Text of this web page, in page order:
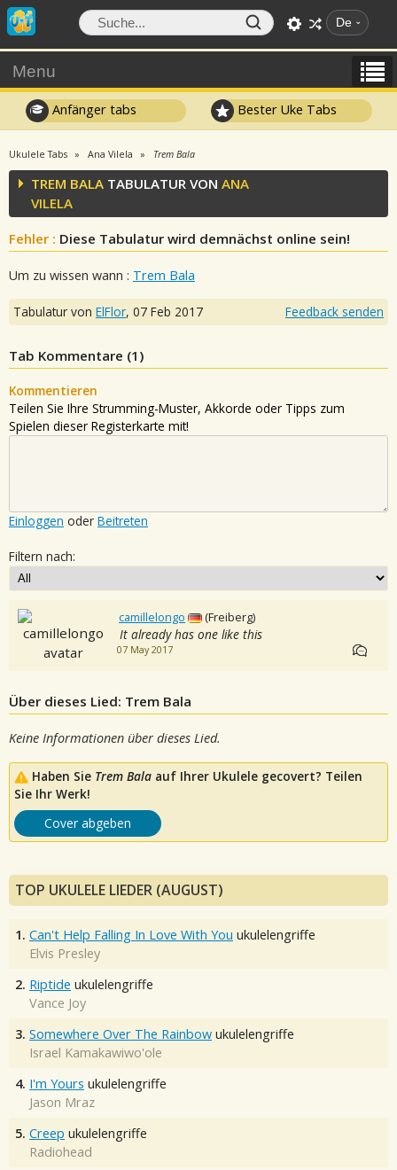
De
Menu
Anfänger tabs Bester Uke Tabs
Ukulele Tabs Ana Vilela Trem Bala
TREM BALA TABULATUR VON ANA
VILELA
Fehler : Diese Tabulatur wird demnächst online sein!
Um zu wissen wann : Trem Bala
Tabulatur von ElFlor, 07 Feb 2017 Feedback senden
Tab Kommentare (1 )
Kommentieren
Teilen Sie Ihre Strumming-Muster, Akkorde oder Tipps zum
Spielen dieser Registerkarte mit!
Einloggen oder Beitreten
Filtern nach:
camillelongo (Freiberg)
It already has one like this
07 May 2017
Über dieses Lied: Trem Bala
Keine Informationen über dieses Lied.
Haben Sie Trem Bala auf Ihrer Ukulele gecovert? Teilen
Sie Ihr Werk!
Cover abgeben
TOP UKULELE LIEDER (AUGUST)
1. Can't Help Falling In Love With You ukulelengriffe
Elvis Presley
2. Riptide ukulelengriffe
Vance Joy
3. Somewhere Over The Rainbow ukulelengriffe
Israel Kamakawiwo'ole
4. I'm Yours ukulelengriffe
Jason Mraz
5. Creep ukulelengriffe
Radiohead